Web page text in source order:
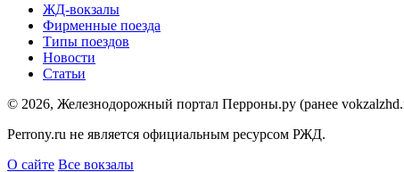
ЖД-вокзалы
Фирменные поезда
Типы поездов
Новости
Статьи
© 2026, Железнодорожный портал Перроны.ру (ранее
Perrony.ru не является официальным ресурсом РЖД.
О сайте Все вокзалы